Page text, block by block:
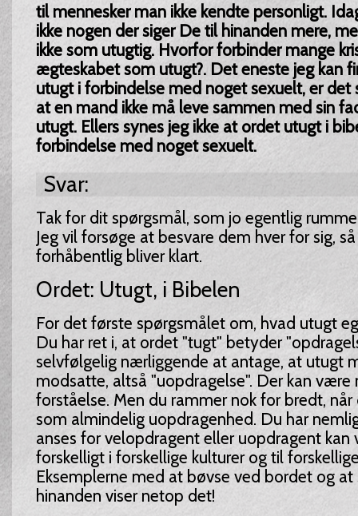
til mennesker man ikke kendte personligt.
ikke nogen der siger De til hinanden mere,
ikke som utugtig. Hvorfor forbinder mange
ægteskabet som utugt?. Det eneste jeg kan
utugt i forbindelse med noget sexuelt, er det
at en mand ikke må leve sammen med sin
utugt. Ellers synes jeg ikke at ordet utugt i
forbindelse med noget sexuelt.
Svar:
Tak for dit spørgsmål, som jo egentlig
Jeg vil forsøge at besvare dem hver for sig,
forhåbentlig bliver klart.
Ordet: Utugt, i Bibelen
For det første spørgsmålet om, hvad utugt
Du har ret i, at ordet "tugt" betyder
selvfølgelig nærliggende at antage, at utugt
modsatte, altså "uopdragelse". Der kan være
forståelse. Men du rammer nok for bredt,
som almindelig uopdragenhed. Du har
anses for velopdragent eller uopdragent
forskelligt i forskellige kulturer og til
Eksemplerne med at bøvse ved bordet og at
hinanden viser netop det!